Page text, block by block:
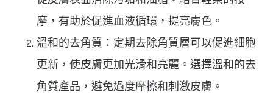
摩，有助於促進血液循環，提亮膚色。
溫和的去角質：定期去除角質層可以促進細胞
更新，使皮膚更加光滑和亮麗。選擇溫和的去
角質產品，避免過度摩擦和刺激皮膚。